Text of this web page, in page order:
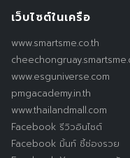
เว็บไซต์ในเครือ
www.smartsme.co.th
www.esguniverse.com
pmgacademy.in.th
www.thailandmall.com
Facebook รีวิวอินไซต์
Facebook มิ้นท์ ชี้ช่องรวย